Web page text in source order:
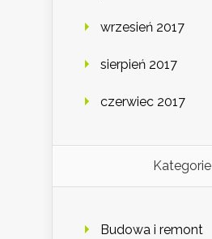
wrzesień 2017
sierpień 2017
czerwiec 2017
Kategorie
Budowa i remont